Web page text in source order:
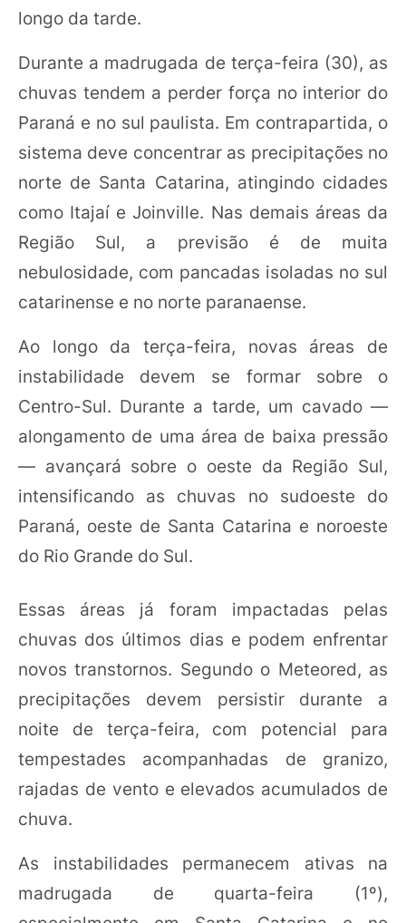
longo da tarde.
Durante a madrugada de terça-feira (30), as
chuvas tendem a perder força no interior do
Paraná e no sul paulista. Em contrapartida, o
sistema deve concentrar as precipitações no
norte de Santa Catarina, atingindo cidades
como Itajaí e Joinville. Nas demais áreas da
Região Sul, a previsão é de muita
nebulosidade, com pancadas isoladas no sul
catarinense e no norte paranaense.
Ao longo da terça-feira, novas áreas de
instabilidade devem se formar sobre o
Centro-Sul. Durante a tarde, um cavado —
alongamento de uma área de baixa pressão
— avançará sobre o oeste da Região Sul,
intensificando as chuvas no sudoeste do
Paraná, oeste de Santa Catarina e noroeste
do Rio Grande do Sul.
Essas áreas já foram impactadas pelas
chuvas dos últimos dias e podem enfrentar
novos transtornos. Segundo o Meteored, as
precipitações devem persistir durante a
noite de terça-feira, com potencial para
tempestades acompanhadas de granizo,
rajadas de vento e elevados acumulados de
chuva.
As instabilidades permanecem ativas na
madrugada de quarta-feira (1º),